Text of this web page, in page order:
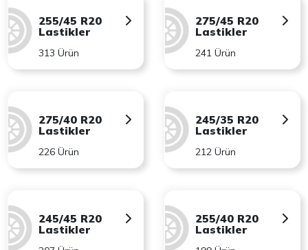
255/45 R20
Lastikler
313 Ürün
275/45 R20
Lastikler
241 Ürün
275/40 R20
Lastikler
226 Ürün
245/35 R20
Lastikler
212 Ürün
245/45 R20
Lastikler
255/40 R20
Lastikler